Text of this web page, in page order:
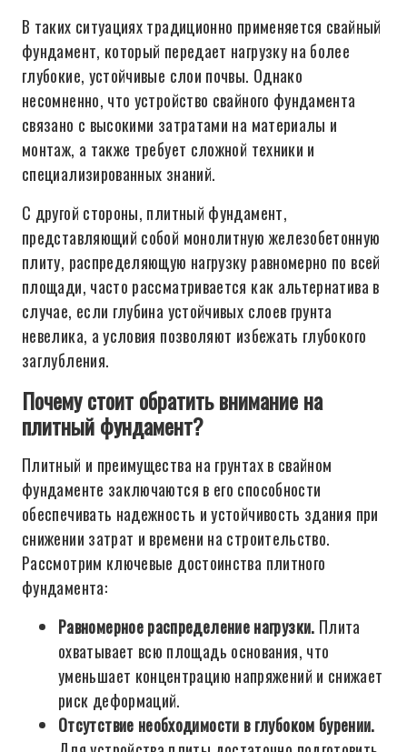
В таких ситуациях традиционно применяется свайный
фундамент, который передает нагрузку на более
глубокие, устойчивые слои почвы. Однако
несомненно, что устройство свайного фундамента
связано с высокими затратами на материалы и
монтаж, а также требует сложной техники и
специализированных знаний.
С другой стороны, плитный фундамент,
представляющий собой монолитную железобетонную
плиту, распределяющую нагрузку равномерно по всей
площади, часто рассматривается как альтернатива в
случае, если глубина устойчивых слоев грунта
невелика, а условия позволяют избежать глубокого
заглубления.
Почему стоит обратить внимание на
плитный фундамент?
Плитный и преимущества на грунтах в свайном
фундаменте заключаются в его способности
обеспечивать надежность и устойчивость здания при
снижении затрат и времени на строительство.
Рассмотрим ключевые достоинства плитного
фундамента:
Равномерное распределение нагрузки. Плита
охватывает всю площадь основания, что
уменьшает концентрацию напряжений и снижает
риск деформаций.
Отсутствие необходимости в глубоком бурении.